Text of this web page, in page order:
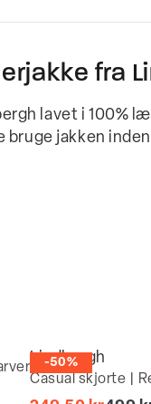
fra
lavet i 100%
bruge jakken
-50%
Lindbergh
Casual skjorte |